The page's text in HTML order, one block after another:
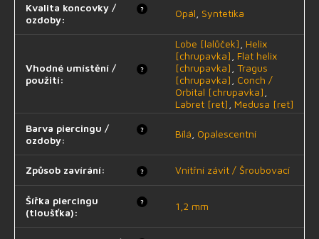
?
Kvalita koncovky /
ozdoby:
Opál Syntetika
?
Vhodné umístění /
použití:
Lobe [lalůček]
Helix
[chrupavka]
Flat helix
[chrupavka] Tragus
[chrupavka]
Conch /
Orbital [chrupavka]
Labret [ret]
Medusa [ret]
?
Barva piercingu /
ozdoby:
Bílá Opalescentní
?
Způsob zavírání: Vnitřní závit / Šroubovací
?
Šířka piercingu
(tloušťka):
1,2 mm